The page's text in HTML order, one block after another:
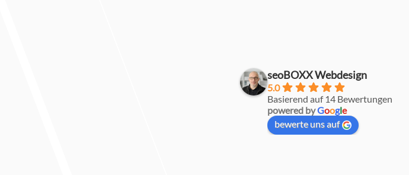
seoBOXX Webdesign
5.0
Basierend auf 14 Bewertungen
powered byGoogle
bewerte uns auf